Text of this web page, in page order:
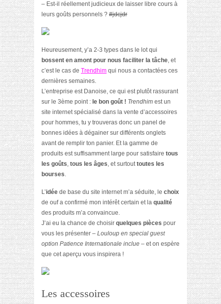
– Est-il réellement judicieux de laisser libre cours à
leurs goûts personnels ? #jdcjdr
Heureusement, y’a 2-3 types dans le lot qui
bossent en amont pour nous faciliter la tâche, et
c’est le cas de Trendhim qui nous a contactées ces
dernières semaines.
L’entreprise est Danoise, ce qui est plutôt rassurant
sur le 3ème point : le bon goût ! Trendhim est un
site internet spécialisé dans la vente d’accessoires
pour hommes, tu y trouveras donc un panel de
bonnes idées à dégainer sur différents onglets
avant de remplir ton panier. Et la gamme de
produits est suffisamment large pour satisfaire tous
les goûts, tous les âges, et surtouttoutes les
bourses.
L’idée de base du site internet m’a séduite, le choix
de ouf a confirmé mon intérêt certain et la qualité
des produits m’a convaincue.
J’ai eu la chance de choisir quelques pièces pour
vous les présenter – Louloup en special guest
option Patience Internationale inclue – et on espère
que cet aperçu vous inspirera !
Les accessoires